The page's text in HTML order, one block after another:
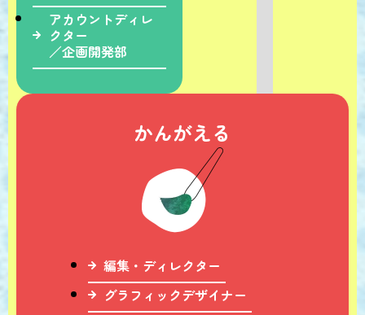
アカウントディレ
クター
／企画開発部
かんがえる
編集・ディレクター
グラフィックデザイナー